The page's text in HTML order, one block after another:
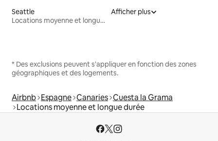
Seattle
Locations moyenne et longue durée
Afficher plus
* Des exclusions peuvent s'appliquer en fonction des zones
géographiques et des logements.
Airbnb Espagne Canaries Cuesta la Grama
Locations moyenne et longue durée